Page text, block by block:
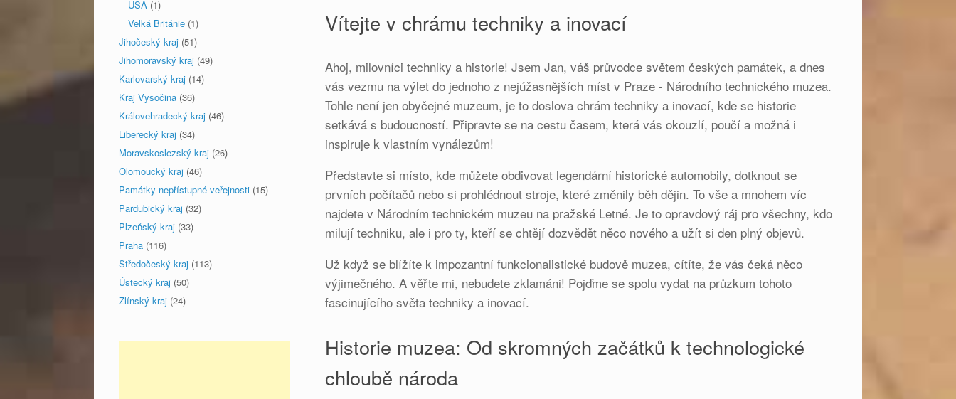
Vítejte v chrámu techniky a inovací
Ahoj, milovníci techniky a historie! Jsem Jan, váš průvodce světem českých památek, a dnes
vás vezmu na výlet do jednoho z nejúžasnějších míst v Praze - Národního technického muzea.
Tohle není jen obyčejné muzeum, je to doslova chrám techniky a inovací, kde se historie
setkává s budoucností. Připravte se na cestu časem, která vás okouzlí, poučí a možná i
inspiruje k vlastním vynálezům!
Představte si místo, kde můžete obdivovat legendární historické automobily, dotknout se
prvních počítačů nebo si prohlédnout stroje, které změnily běh dějin. To vše a mnohem víc
najdete v Národním technickém muzeu na pražské Letné. Je to opravdový ráj pro všechny, kdo
milují techniku, ale i pro ty, kteří se chtějí dozvědět něco nového a užít si den plný objevů.
Už když se blížíte k impozantní funkcionalistické budově muzea, cítíte, že vás čeká něco
výjimečného. A věřte mi, nebudete zklamáni! Pojďme se spolu vydat na průzkum tohoto
fascinujícího světa techniky a inovací.
Historie muzea: Od skromných začátků k technologické
chloubě národa
USA (1)
Velká Británie (1)
Jihočeský kraj (51)
Jihomoravský kraj (49)
Karlovarský kraj (14)
Kraj Vysočina (36)
Královehradecký kraj (46)
Liberecký kraj (34)
Moravskoslezský kraj (26)
Olomoucký kraj (46)
Památky nepřístupné veřejnosti (15)
Pardubický kraj (32)
Plzeňský kraj (33)
Praha (116)
Středočeský kraj (113)
Ústecký kraj (50)
Zlínský kraj (24)